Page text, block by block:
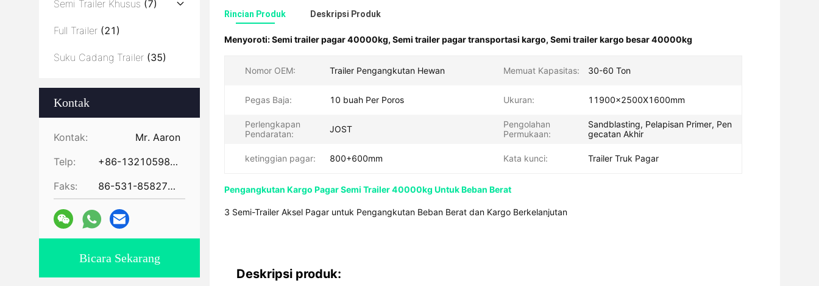
Semi Trailer Khusus (7)
Full Trailer (21)
Suku Cadang Trailer (35)
Kontak
Kontak:
Mr. Aaron
Telp:
+86-13210598479
Faks:
86-531-85827672
Bicara Sekarang
Rincian Produk Deskripsi Produk
Menyoroti:Semi trailer pagar 40000kg, Semi trailer pagar transportasi kargo, Semi trailer kargo besar 40000kg
Nomor OEM: Trailer Pengangkutan Hewan Memuat Kapasitas: 30-60 Ton
Pegas Baja: 10 buah Per Poros Ukuran: 11900x2500X1600mm
Perlengkapan
Pendaratan:
JOST
Pengolahan
Permukaan:
Sandblasting, Pelapisan Primer, Pen
gecatan Akhir
ketinggian pagar: 800+600mm Kata kunci: Trailer Truk Pagar
Pengangkutan Kargo Pagar Semi Trailer 40000kg Untuk Beban Berat
3 Semi-Trailer Aksel Pagar untuk Pengangkutan Beban Berat dan Kargo Berkelanjutan
Deskripsi produk: